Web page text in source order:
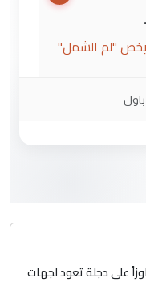
يخص "لم الشمل"
لانضمام
باول
المائية: 454 تجاوزاً على دجلة تعود لجهات